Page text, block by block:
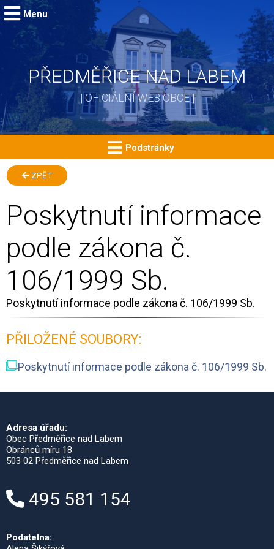
Menu
PŘEDMĚŘICE NAD LABEM
| OFICIÁLNÍ WEB OBCE |
Podstránky
ZPĚT
Poskytnutí informace
podle zákona č.
106/1999 Sb.
Poskytnutí informace podle zákona č. 106/1999 Sb.
PŘILOŽENÉ SOUBORY:
Poskytnutí informace podle zákona č. 106/1999 Sb.
Adresa úřadu:
Obec Předměřice nad Labem
Obránců míru 18
503 02 Předměřice nad Labem
495 581 154
Podatelna: